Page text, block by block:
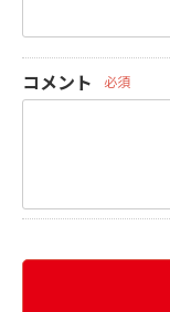
コメント 必須